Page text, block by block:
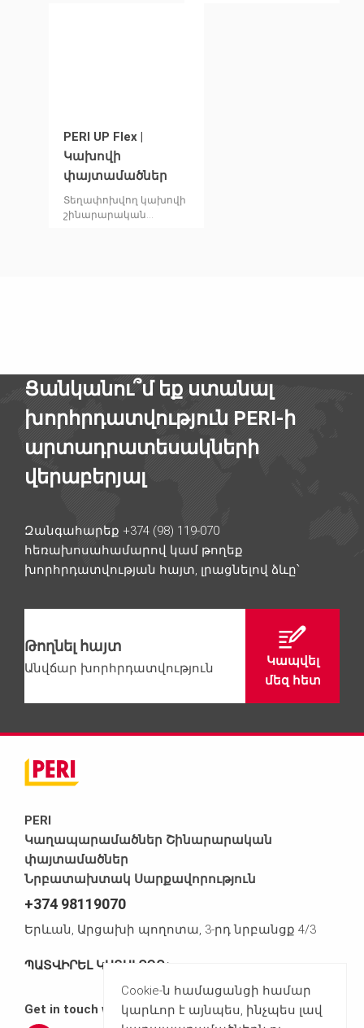
PERI UP Flex |
Կախովի
փայտամածներ
Տեղափոխվող կախովի
շինարարական
Ցանկանու՞մ եք ստանալ
խորհրդատվություն PERI-ի
արտադրատեսակների
վերաբերյալ
Զանգահարեք +374 (98) 119-070
հեռախոսահամարով կամ թողեք
խորհրդատվության հայտ, լրացնելով ձևը՝
Թողնել հայտ
Անվճար խորհրդատվություն
Կապվել
մեզ հետ
PERI
Կաղապարամածներ Շինարարական
փայտամածներ
Նրբատախտակ Սարքավորություն
+374 98119070
Երևան, Արցախի պողոտա, 3-րդ նրբանցք 4/3
ՊԱՏՎԻՐԵԼ ԿԱՏԱԼՈԳԸ►
Get in touch with us
Cookie-ն համացանցի համար
կարևոր է այնպես, ինչպես լավ